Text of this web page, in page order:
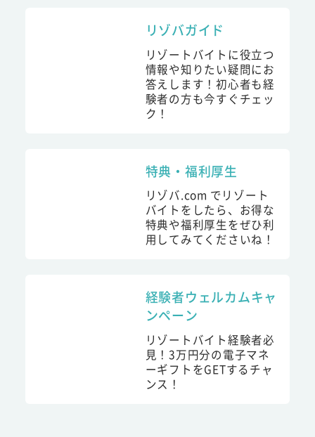
リゾバガイド
リゾートバイトに役立つ
情報や知りたい疑問にお
答えします！初心者も経
験者の方も今すぐチェッ
ク！
特典・福利厚生
リゾバ.com でリゾート
バイトをしたら、お得な
特典や福利厚生をぜひ利
用してみてくださいね！
経験者ウェルカムキャ
ンペーン
リゾートバイト経験者必
見！3万円分の電子マネ
ーギフトをGETするチャ
ンス！